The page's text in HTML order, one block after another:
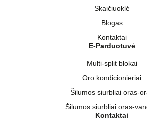
Skaičiuoklė
Blogas
Kontaktai
E-Parduotuvė
Multi-split blokai
Oro kondicionieriai
Šilumos siurbliai oras-
Šilumos siurbliai oras-
Kontaktai